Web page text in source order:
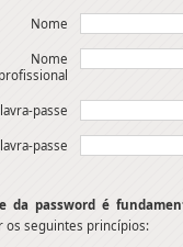
Nome
Nome
passe
passe
da password é
os seguintes princípios: